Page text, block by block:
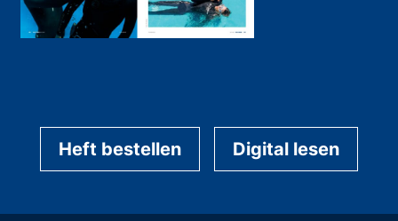
Heft bestellen Digital lesen